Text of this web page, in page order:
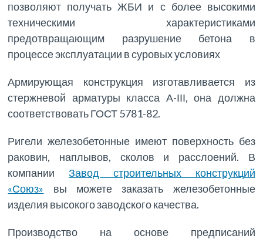
позволяют получать ЖБИ и с более высокими
техническими характеристиками
предотвращающим разрушение бетона в
процессе эксплуатации в суровых условиях
Армирующая конструкция изготавливается из
стержневой арматуры класса А-ІІІ, она должна
соответствовать ГОСТ 5781-82.
Ригели железобетонные имеют поверхность без
раковин, наплывов, сколов и расслоений. В
компанииЗавод строительных конструкций
«Союз» вы можете заказать железобетонные
изделия высокого заводского качества.
Производство на основе предписаний